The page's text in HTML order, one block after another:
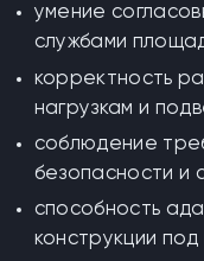
умение
службами
корректность
нагрузкам и
соблюдение
безопасности и
способность
конструкции